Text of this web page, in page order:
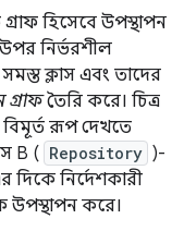
হিসেবে উপস্থাপন
উপর নির্ভরশীল
ক্লাস এবং তাদের
গ্রাফতৈরি করে। চিত্র
রূপ দেখতে
B ( Repository )-
নির্দেশকারী
উপস্থাপন করে।